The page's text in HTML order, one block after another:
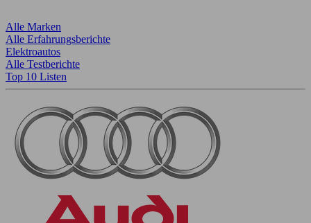
Alle Marken
Alle Erfahrungsberichte
Elektroautos
Alle Testberichte
Top 10 Listen